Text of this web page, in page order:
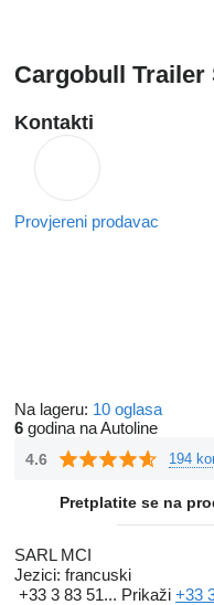
Cargobull Trailer
Kontakti
Provjereni prodavac
Na lageru: 10 oglasa
6 godina na Autoline
4.6 194
Pretplatite se na
SARL MCI
Jezici: francuski
+33 3 83 51... Prikaži +33